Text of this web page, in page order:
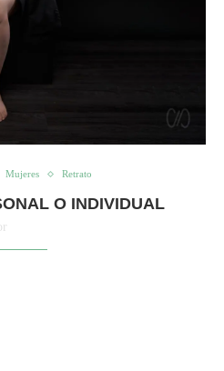
Mujeres Retrato
O INDIVIDUAL